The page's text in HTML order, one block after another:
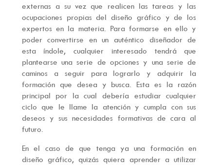
externas a su vez que realicen las tareas y las
ocupaciones propias del diseño gráfico y de los
expertos en la materia. Para formarse en ello y
poder convertirse en un auténtico diseñador de
esta índole, cualquier interesado tendrá que
plantearse una serie de opciones y una serie de
caminos a seguir para lograrlo y adquirir la
formación que desea y busca. Esta es la razón
principal por la cual debería estudiar cualquier
ciclo que le llame la atención y cumpla con sus
deseos y sus necesidades formativas de cara al
futuro.
En el caso de que tenga ya una formación en
diseño gráfico, quizás quiera aprender a utilizar